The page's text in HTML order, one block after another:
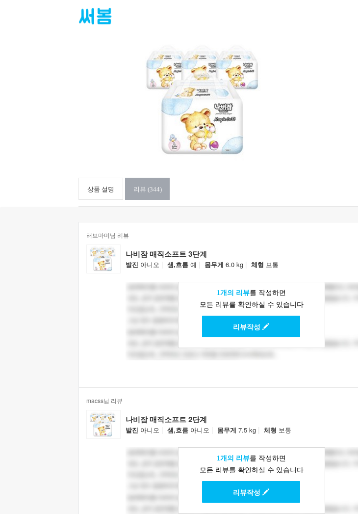
상품 설명 리뷰 (344)
러브마미님 리뷰
나비잠 매직소프트 3단계
발진 아니오 | 샘,흐름 예 | 몸무게 6.0 kg | 체형 보통
1개의 리뷰를 작성하면
모든 리뷰를 확인하실 수 있습니다
리뷰작성
macss님 리뷰
나비잠 매직소프트 2단계
발진 아니오 | 샘,흐름 아니오 | 몸무게 7.5 kg | 체형 보통
1개의 리뷰를 작성하면
모든 리뷰를 확인하실 수 있습니다
리뷰작성